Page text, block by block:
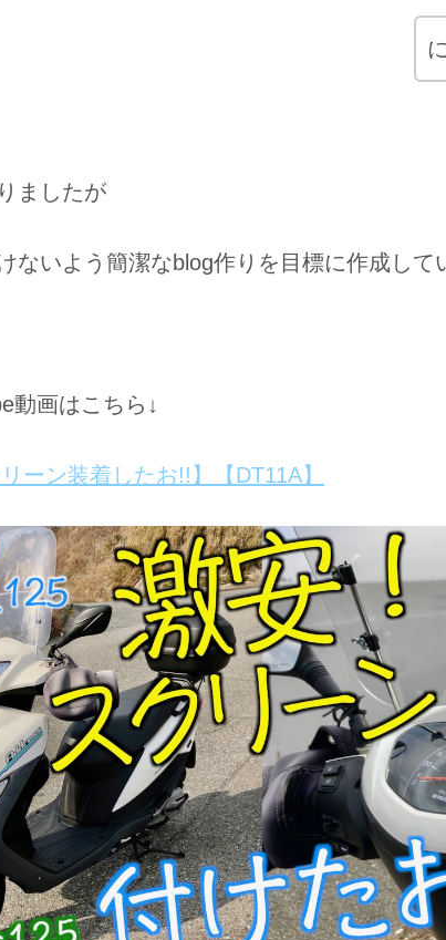
ましたが
ないよう簡潔なblog作りを目標に作成して
動画はこちら↓
ーン装着したお!!】【DT11A】